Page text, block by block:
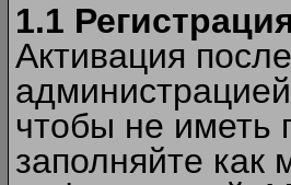
1.1
Активация
чтобы не иметь
заполняйте